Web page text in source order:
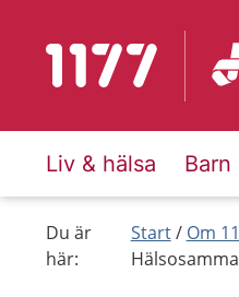
Till startsidan för 1177
Liv & hälsa Barn
Du är
här:
Start Om